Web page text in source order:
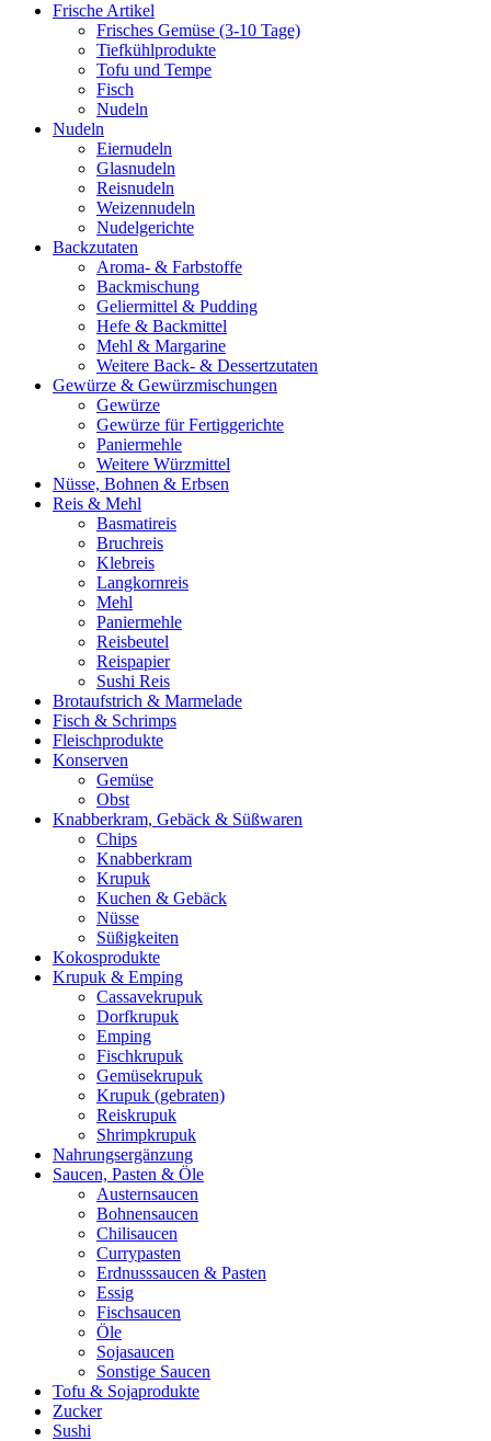
Frische Artikel
Frisches Gemüse (3-10 Tage)
Tiefkühlprodukte
Tofu und Tempe
Fisch
Nudeln
Nudeln
Eiernudeln
Glasnudeln
Reisnudeln
Weizennudeln
Nudelgerichte
Backzutaten
Aroma- & Farbstoffe
Backmischung
Geliermittel & Pudding
Hefe & Backmittel
Mehl & Margarine
Weitere Back- & Dessertzutaten
Gewürze & Gewürzmischungen
Gewürze
Gewürze für Fertiggerichte
Paniermehle
Weitere Würzmittel
Nüsse, Bohnen & Erbsen
Reis & Mehl
Basmatireis
Bruchreis
Klebreis
Langkornreis
Mehl
Paniermehle
Reisbeutel
Reispapier
Sushi Reis
Brotaufstrich & Marmelade
Fisch & Schrimps
Fleischprodukte
Konserven
Gemüse
Obst
Knabberkram, Gebäck & Süßwaren
Chips
Knabberkram
Krupuk
Kuchen & Gebäck
Nüsse
Süßigkeiten
Kokosprodukte
Krupuk & Emping
Cassavekrupuk
Dorfkrupuk
Emping
Fischkrupuk
Gemüsekrupuk
Krupuk (gebraten)
Reiskrupuk
Shrimpkrupuk
Nahrungsergänzung
Saucen, Pasten & Öle
Austernsaucen
Bohnensaucen
Chilisaucen
Currypasten
Erdnusssaucen & Pasten
Essig
Fischsaucen
Öle
Sojasaucen
Sonstige Saucen
Tofu & Sojaprodukte
Zucker
Sushi